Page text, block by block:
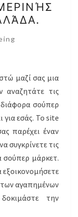
μαζί σας μια
αναζητάτε τις
σούπερ
για εσάς. Το site
παρέχει έναν
συγκρίνετε τις
σούπερ μάρκετ.
εξοικονομήσετε
αγαπημένων
την